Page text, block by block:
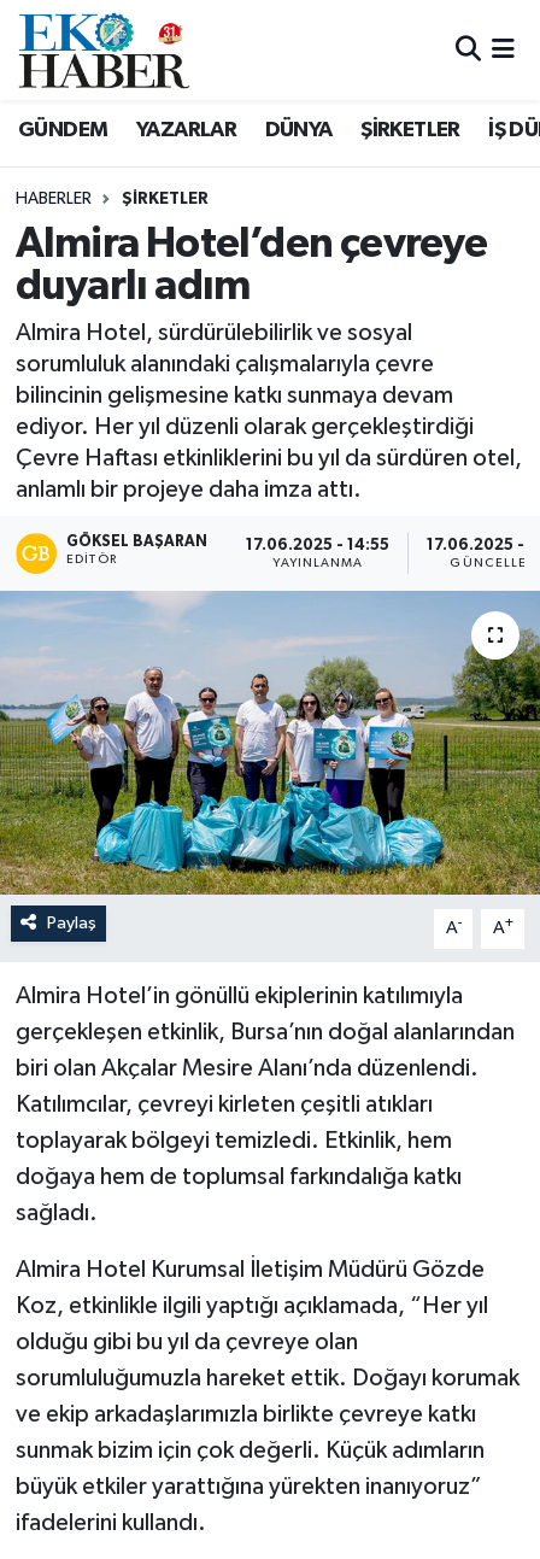
GÜNDEM YAZARLAR DÜNYA ŞİRKETLER İŞ
HABERLER ŞIRKETLER
Almira Hotel’den çevreye
duyarlı adım
Almira Hotel, sürdürülebilirlik ve sosyal
sorumluluk alanındaki çalışmalarıyla çevre
bilincinin gelişmesine katkı sunmaya devam
ediyor. Her yıl düzenli olarak gerçekleştirdiği
Çevre Haftası etkinliklerini bu yıl da sürdüren otel,
anlamlı bir projeye daha imza attı.
GÖKSEL BAŞARAN
EDITÖR
17.06.2025 - 14:55
YAYINLANMA
17.06.2025 -
Paylaş A- A+
Almira Hotel’in gönüllü ekiplerinin katılımıyla
gerçekleşen etkinlik, Bursa’nın doğal alanlarından
biri olan Akçalar Mesire Alanı’nda düzenlendi.
Katılımcılar, çevreyi kirleten çeşitli atıkları
toplayarak bölgeyi temizledi. Etkinlik, hem
doğaya hem de toplumsal farkındalığa katkı
sağladı.
Almira Hotel Kurumsal İletişim Müdürü Gözde
Koz, etkinlikle ilgili yaptığı açıklamada, “Her yıl
olduğu gibi bu yıl da çevreye olan
sorumluluğumuzla hareket ettik. Doğayı korumak
ve ekip arkadaşlarımızla birlikte çevreye katkı
sunmak bizim için çok değerli. Küçük adımların
büyük etkiler yarattığına yürekten inanıyoruz”
ifadelerini kullandı.
Hava Durumu
Tüm Manşetler
Son Dakika Haberleri
Haber Arşivi